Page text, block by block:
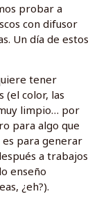
probar a
con difusor
Un día de estos
tener
(el color, las
limpio… por
para algo que
es para generar
a trabajos
enseño
¿eh?).